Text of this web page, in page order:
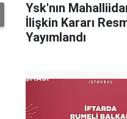
Ysk'nın
İlişkin Kararı
Yayımlandı